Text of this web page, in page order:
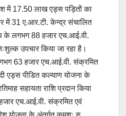
में 17.50 लाख एड्स पड़ितों का
में 31 ए.आर.टी. केन्द्र संचालित
के लगभग 88 हजार एच.आई.वी.
उपचार किया जा रहा है।
63 हजार एच.आई.वी. संक्रमित
एड्स पीडित कल्याण योजना के
सहायता राशि प्रदान किया
एच.आई.वी. संक्रमित एवं